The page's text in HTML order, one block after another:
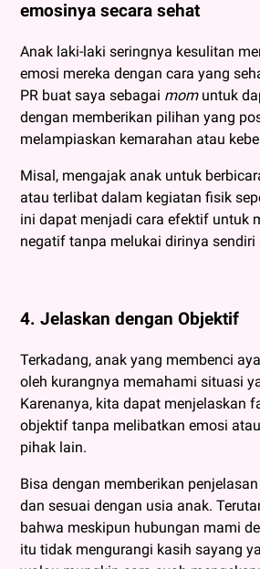
emosinya secara sehat
Anak laki-laki seringnya kesulitan
emosi mereka dengan cara yang
PR buat saya sebagai mom untuk
dengan memberikan pilihan yang
melampiaskan kemarahan atau
Misal, mengajak anak untuk
atau terlibat dalam kegiatan fisik
ini dapat menjadi cara efektif untuk
negatif tanpa melukai dirinya sendiri
4. Jelaskan dengan Objektif
Terkadang, anak yang membenci
oleh kurangnya memahami situasi
Karenanya, kita dapat menjelaskan
objektif tanpa melibatkan emosi
pihak lain.
Bisa dengan memberikan
dan sesuai dengan usia anak.
bahwa meskipun hubungan mami
itu tidak mengurangi kasih sayang